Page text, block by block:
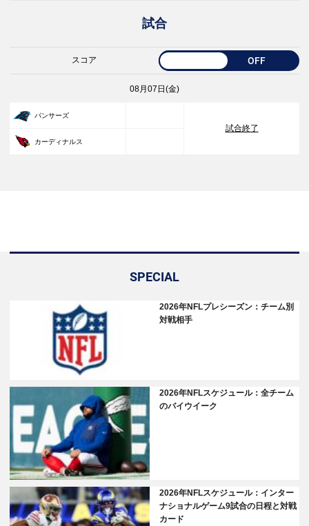
試合
スコア OFF
08月07日(金)
パンサーズ
試合終了
カーディナルス
SPECIAL
2026年NFLプレシーズン：チーム別
対戦相手
2026年NFLスケジュール：全チーム
のバイウイーク
2026年NFLスケジュール：インター
ナショナルゲーム9試合の日程と対戦
カード